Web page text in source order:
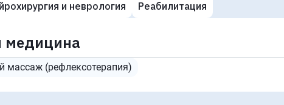
и неврология Реабилитация
медицина
массаж (рефлексотерапия)